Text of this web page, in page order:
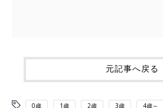
元記事へ戻る
0歳 1歳 2歳 3歳 4歳～